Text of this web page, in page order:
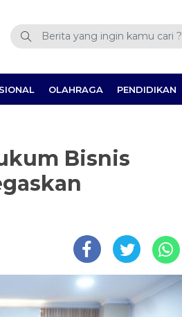
OLAHRAGA PENDIDIKAN
Bisnis